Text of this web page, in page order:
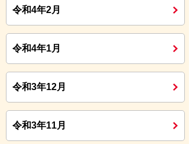
令和4年2月
令和4年1月
令和3年12月
令和3年11月